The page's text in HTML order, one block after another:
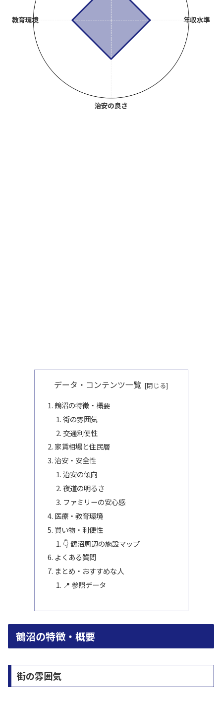
データ・コンテンツ一覧
鶴沼の特徴・概要
街の雰囲気
交通利便性
家賃相場と住民層
治安・安全性
治安の傾向
夜道の明るさ
ファミリーの安心感
医療・教育環境
買い物・利便性
👇 鶴沼周辺の施設マップ
よくある質問
まとめ・おすすめな人
📍 参照データ
鶴沼の特徴・概要
街の雰囲気